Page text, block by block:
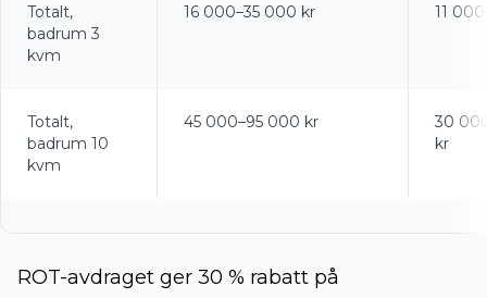
Totalt,
badrum 3
kvm
16 000–35 000 kr 11
Totalt,
badrum 10
kvm
45 000–95 000 kr
30
kr
ROT-avdraget ger 30 % rabatt på